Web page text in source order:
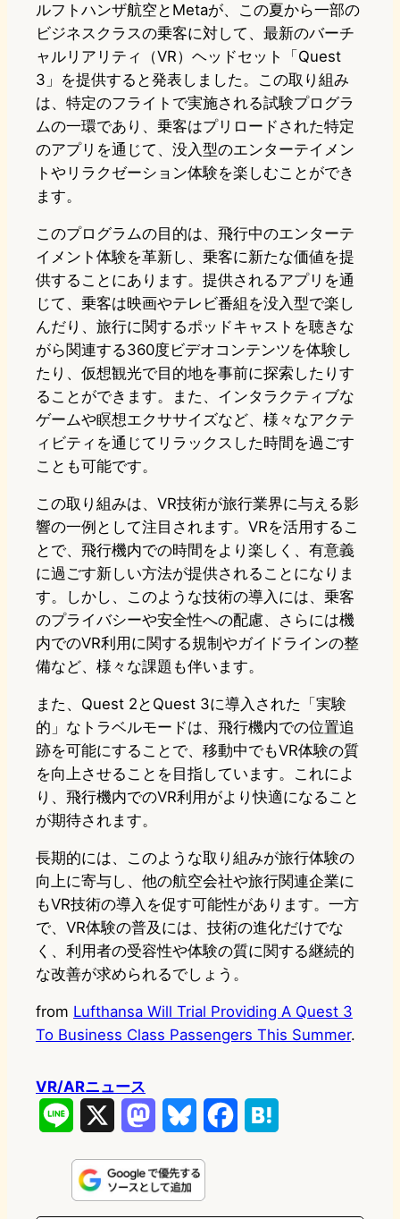
ルフトハンザ航空とMetaが、この夏から一部の
ビジネスクラスの乗客に対して、最新のバーチ
ャルリアリティ（VR）ヘッドセット「Quest
3」を提供すると発表しました。この取り組み
は、特定のフライトで実施される試験プログラ
ムの一環であり、乗客はプリロードされた特定
のアプリを通じて、没入型のエンターテイメン
トやリラクゼーション体験を楽しむことができ
ます。
このプログラムの目的は、飛行中のエンターテ
イメント体験を革新し、乗客に新たな価値を提
供することにあります。提供されるアプリを通
じて、乗客は映画やテレビ番組を没入型で楽し
んだり、旅行に関するポッドキャストを聴きな
がら関連する360度ビデオコンテンツを体験し
たり、仮想観光で目的地を事前に探索したりす
ることができます。また、インタラクティブな
ゲームや瞑想エクササイズなど、様々なアクテ
ィビティを通じてリラックスした時間を過ごす
ことも可能です。
この取り組みは、VR技術が旅行業界に与える影
響の一例として注目されます。VRを活用するこ
とで、飛行機内での時間をより楽しく、有意義
に過ごす新しい方法が提供されることになりま
す。しかし、このような技術の導入には、乗客
のプライバシーや安全性への配慮、さらには機
内でのVR利用に関する規制やガイドラインの整
備など、様々な課題も伴います。
また、Quest 2とQuest 3に導入された「実験
的」なトラベルモードは、飛行機内での位置追
跡を可能にすることで、移動中でもVR体験の質
を向上させることを目指しています。これによ
り、飛行機内でのVR利用がより快適になること
が期待されます。
長期的には、このような取り組みが旅行体験の
向上に寄与し、他の航空会社や旅行関連企業に
もVR技術の導入を促す可能性があります。一方
で、VR体験の普及には、技術の進化だけでな
く、利用者の受容性や体験の質に関する継続的
な改善が求められるでしょう。
from Lufthansa Will Trial Providing A Quest 3
To Business Class Passengers This Summer.
VR/ARニュース
n
s
u